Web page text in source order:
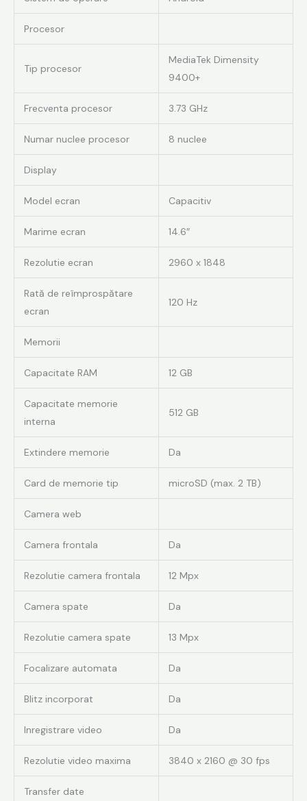
Procesor
Tip procesor
MediaTek Dimensity
9400+
Frecventa procesor 3.73 GHz
Numar nuclee procesor 8 nuclee
Display
Model ecran Capacitiv
Marime ecran 14.6″
Rezolutie ecran 2960 x 1848
Rată de reîmprospătare
ecran
120 Hz
Memorii
Capacitate RAM 12 GB
Capacitate memorie
interna
512 GB
Extindere memorie Da
Card de memorie tip microSD (max. 2 TB)
Camera web
Camera frontala Da
Rezolutie camera frontala 12 Mpx
Camera spate Da
Rezolutie camera spate 13 Mpx
Focalizare automata Da
Blitz incorporat Da
Inregistrare video Da
Rezolutie video maxima 3840 x 2160 @ 30 fps
Transfer date